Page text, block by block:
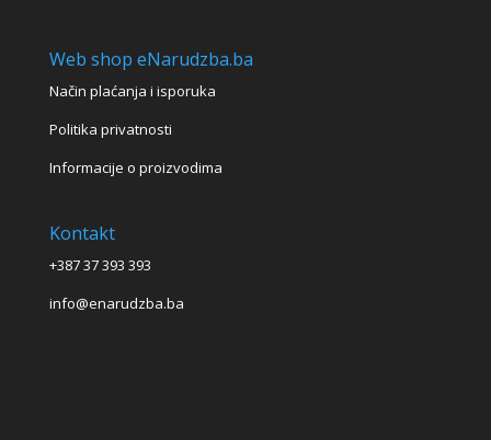
Web shop eNarudzba.ba
Način plaćanja i isporuka
Politika privatnosti
Informacije o proizvodima
Kontakt
+387 37 393 393
info@enarudzba.ba